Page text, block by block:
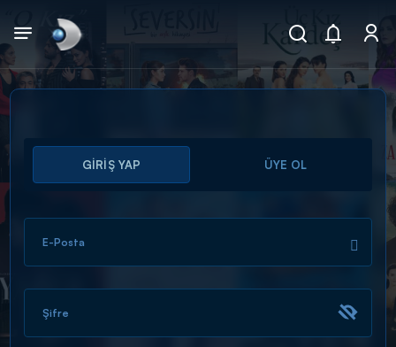
Arama
ARAMA SONUÇLARI
GİRİŞ YAP ÜYE OL
E-Posta
Şifre